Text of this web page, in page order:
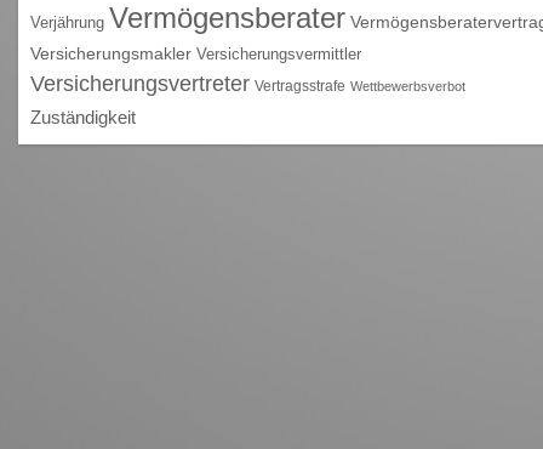
Verjährung Vermögensberater
Versicherungsmakler Versicherungsvermittler
Versicherungsvertreter Vertragsstrafe Wettbewerbsverbot
Zuständigkeit